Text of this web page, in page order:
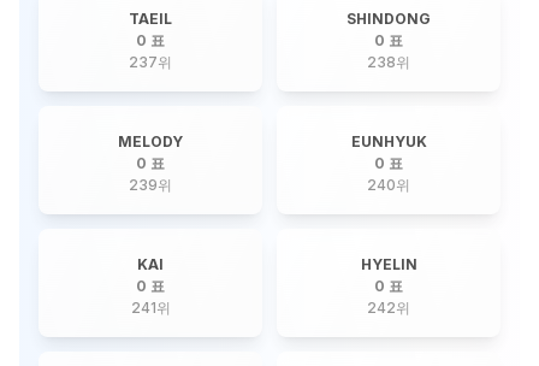
TAEIL
0 표
237위
SHINDONG
0 표
238위
MELODY
0 표
239위
EUNHYUK
0 표
240위
KAI
0 표
241위
HYELIN
0 표
242위